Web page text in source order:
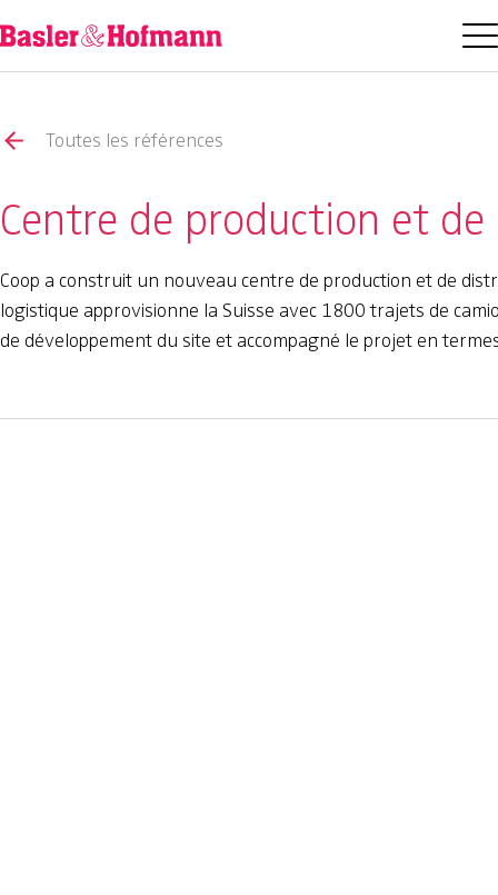
Toutes les références
Centre de production et
Coop a construit un nouveau centre de production et de
logistique approvisionne la Suisse avec 1800 trajets de
de développement du site et accompagné le projet en